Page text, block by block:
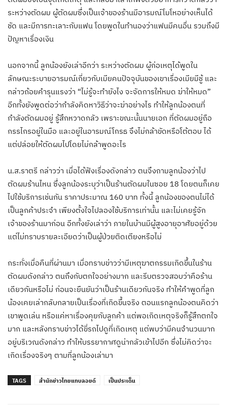
ระหว่างตัดผม ผู้ตัดผมซึ่งเป็นเจ้าของร้านมีอารมณ์โมโหอย่างเห็นได้
ชัด และมีการทะเลาะกับแฟน โดยพูดในทำนองว่าแฟนมีคนอื่น รวมถึงมี
ปัญหาเรื่องเงิน
นอกจากนี้ ลูกน้องยังเล่าอีกว่า ระหว่างตัดผม ผู้ก่อเหตุได้พูดใน
ลักษณะระบายอารมณ์เกี่ยวกับเมียคนปัจจุบันของเขาเรื่องเมียมีชู้ และ
กล่าวถ้อยคำรุนแรงว่า “ไม่รู้จะทำยังไง จะจัดการให้หมด ฆ่าให้หมด”
อีกทั้งยังพูดต่อว่ากำลังคิดหาวิธีว่าจะฆ่าอย่างไร ทำให้ลูกน้องตนที่
กำลังตัดผมอยู่ รู้สึกหวาดกลัว เพราะขณะนั้นนายเอก ที่ตัดผมอยู่ถือ
กรรไกรอยู่ในมือ และอยู่ในอารมณ์โกรธ จึงไม่กล้าขัดหรือโต้ตอบ ได้
แต่ปล่อยให้ตัดผมไปโดยไม่กล้าพูดอะไร
น.ส.ราตรี กล่าวว่า เมื่อได้ฟังเรื่องดังกล่าว ตนจึงถามลูกน้องว่าไป
ตัดผมร้านไหน ซึ่งลูกน้องระบุว่าเป็นร้านตัดผมในซอย 18 โดยตนก็เคย
ไปใช้บริการเช่นกัน ราคาประมาณ 160 บาท ทั้งนี้ ลูกน้องของตนไม่ได้
เป็นลูกค้าประจำ เพียงตั้งใจไปลองใช้บริการเท่านั้น และไม่เคยรู้จัก
เจ้าของร้านมาก่อน อีกทั้งยังเล่าว่า ภายในบ้านมีผู้สูงอายุอาศัยอยู่ด้วย
แต่ไม่ทราบรายละเอียดว่าเป็นผู้ป่วยติดเตียงหรือไม่
กระทั่งเมื่อคืนที่ผ่านมา เมื่อทราบข่าวว่ามีเหตุฆาตกรรมเกิดขึ้นในร้าน
ตัดผมดังกล่าว ตนถึงกับตกใจอย่างมาก และรีบตรวจสอบว่าคือร้าน
เดียวกันหรือไม่ ก่อนจะยืนยันว่าเป็นร้านเดียวกันจริง ทำให้คำพูดที่ลูก
น้องเคยเล่ากลับกลายเป็นเรื่องที่เกิดขึ้นจริง ตอนแรกลูกน้องตนคิดว่า
เขาพูดเล่น หรือแค่หาเรื่องคุยกับลูกค้า แต่พอเกิดเหตุจริงก็รู้สึกตกใจ
มาก และหลังทราบข่าวได้ขี่รถไปดูที่เกิดเหตุ แต่พบว่ามีคนจำนวนมาก
อยู่บริเวณดังกล่าว ทำให้บรรยากาศดูน่ากลัวเข้าไปอีก ซึ่งไม่คิดว่าจะ
เกิดเรื่องจริงๆ ตามที่ลูกน้องเล่ามา
TAGS สำนักข่าวไทยแทบลอยด์ เป็นประเด็น